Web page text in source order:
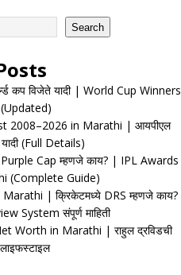
Search
कप विजेते यादी | World Cup Winners
2008–2026 in Marathi | आयपीएल
(Full Details)
Cap म्हणजे काय? | IPL Awards
(Complete Guide)
| क्रिकेटमध्ये DRS म्हणजे काय?
System संपूर्ण माहिती
Worth in Marathi | राहुल द्रविडची